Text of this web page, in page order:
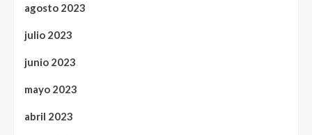
agosto 2023
julio 2023
junio 2023
mayo 2023
abril 2023